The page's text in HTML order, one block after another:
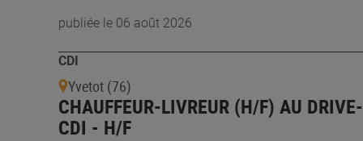
publiée le 06 août 2026
CDI
Yvetot (76)
CHAUFFEUR-LIVREUR (H/F) AU DRIVE-
CDI - H/F